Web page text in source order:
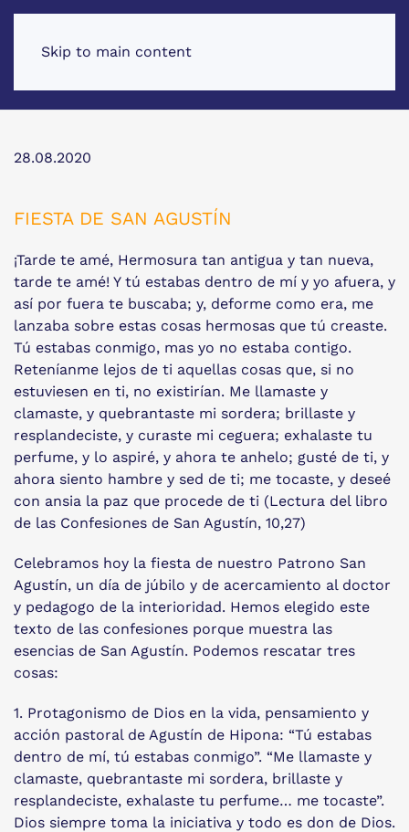
Skip to main content
28.08.2020
FIESTA DE SAN AGUSTÍN
¡Tarde te amé, Hermosura tan antigua y tan nueva,
tarde te amé! Y tú estabas dentro de mí y yo afuera, y
así por fuera te buscaba; y, deforme como era, me
lanzaba sobre estas cosas hermosas que tú creaste.
Tú estabas conmigo, mas yo no estaba contigo.
Reteníanme lejos de ti aquellas cosas que, si no
estuviesen en ti, no existirían. Me llamaste y
clamaste, y quebrantaste mi sordera; brillaste y
resplandeciste, y curaste mi ceguera; exhalaste tu
perfume, y lo aspiré, y ahora te anhelo; gusté de ti, y
ahora siento hambre y sed de ti; me tocaste, y deseé
con ansia la paz que procede de ti (Lectura del libro
de las Confesiones de San Agustín, 10,27)
Celebramos hoy la fiesta de nuestro Patrono San
Agustín, un día de júbilo y de acercamiento al doctor
y pedagogo de la interioridad. Hemos elegido este
texto de las confesiones porque muestra las
esencias de San Agustín. Podemos rescatar tres
cosas:
1. Protagonismo de Dios en la vida, pensamiento y
acción pastoral de Agustín de Hipona: “Tú estabas
dentro de mí, tú estabas conmigo”. “Me llamaste y
clamaste, quebrantaste mi sordera, brillaste y
resplandeciste, exhalaste tu perfume… me tocaste”.
Dios siempre toma la iniciativa y todo es don de Dios.